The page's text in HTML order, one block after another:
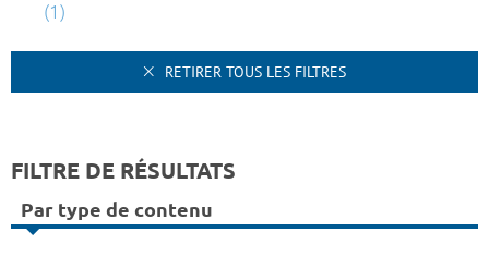
(1)
RETIRER TOUS LES FILTRES
FILTRE DE RÉSULTATS
Par type de contenu